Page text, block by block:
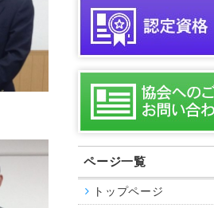
ページ一覧
トップページ